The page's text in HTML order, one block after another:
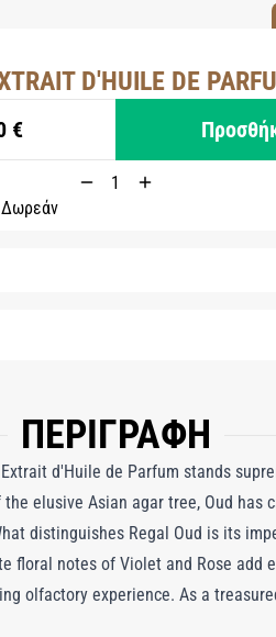
D'HUILE DE
€
Δωρεάν
ΠΕΡΙΓΡΑΦΗ
d'Huile de Parfum stands
elusive Asian agar tree, Oud
distinguishes Regal Oud is its
floral notes of Violet and Rose add
olfactory experience. As a
and sophistication, making it